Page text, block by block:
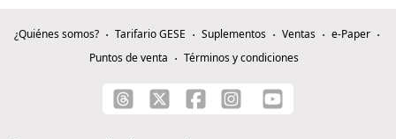
¿Quiénes somos? Tarifario GESE Suplementos Ventas
e-Paper
Puntos de venta
Términos y condiciones